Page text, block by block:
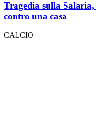
Tragedia sulla
contro una casa
CALCIO